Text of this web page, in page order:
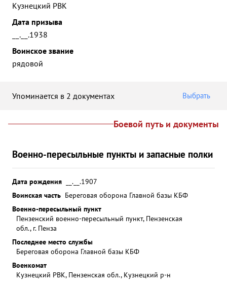
Кузнецкий РВК
Дата призыва
__.__.1938
Воинское звание
рядовой
Упоминается в 2 документах Выбрать
Боевой путь и документы
Военно-пересыльные пункты и запасные полки
Дата рождения
__.__.1907
Воинская часть Береговая оборона Главной базы КБФ
Военно-пересыльный пункт
Пензенский военно-пересыльный пункт, Пензенская
обл., г. Пенза
Последнее место службы
Береговая оборона Главной базы КБФ
Военкомат
Кузнецкий РВК, Пензенская обл., Кузнецкий р-н